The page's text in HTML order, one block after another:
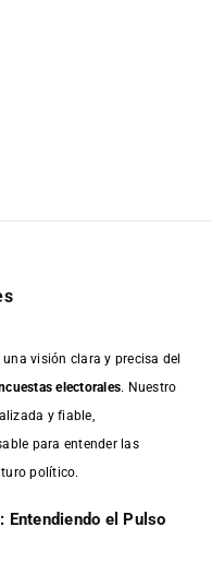
visión clara y precisa del
electorales. Nuestro
y fiable,
para entender las
político.
el Pulso